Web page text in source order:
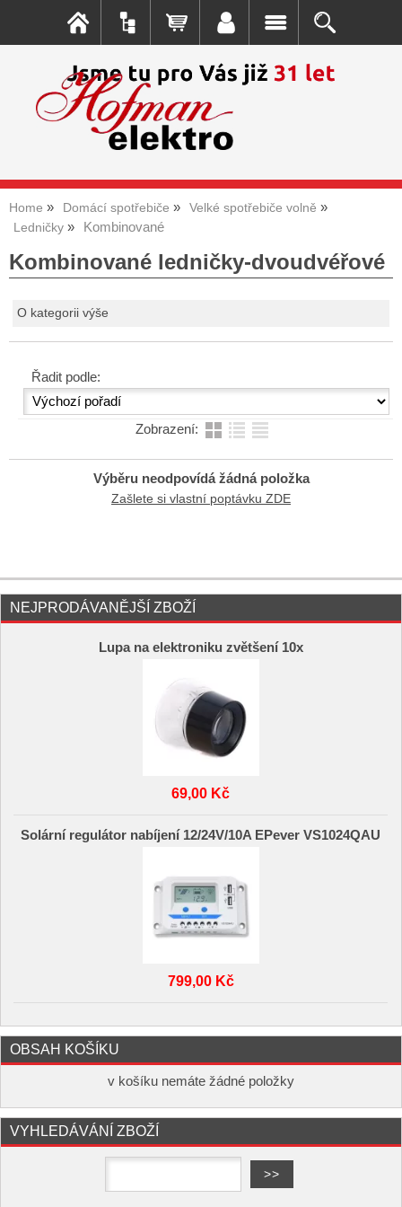
Home Domácí spotřebiče
Velké spotřebiče volně
Ledničky
Kombinované
Kombinované ledničky-dvoudvéřové
O kategorii výše
Řadit podle:
Zobrazení:
Výběru neodpovídá žádná položka
Zašlete si vlastní poptávku ZDE
NEJPRODÁVANĚJŠÍ ZBOŽÍ
Lupa na elektroniku zvětšení 10x
69,00 Kč
Solární regulátor nabíjení 12/24V/10A EPever VS1024QAU
799,00 Kč
OBSAH KOŠÍKU
v košíku nemáte žádné položky
VYHLEDÁVÁNÍ ZBOŽÍ